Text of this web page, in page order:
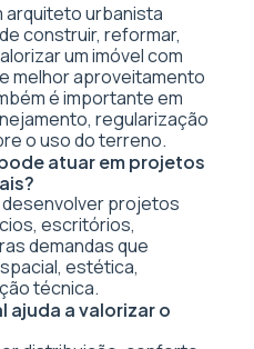
arquiteto urbanista
construir, reformar,
um imóvel com
melhor aproveitamento
é importante em
regularização
o uso do terreno.
atuar em projetos
projetos
escritórios,
demandas que
estética,
técnica.
ajuda a valorizar o